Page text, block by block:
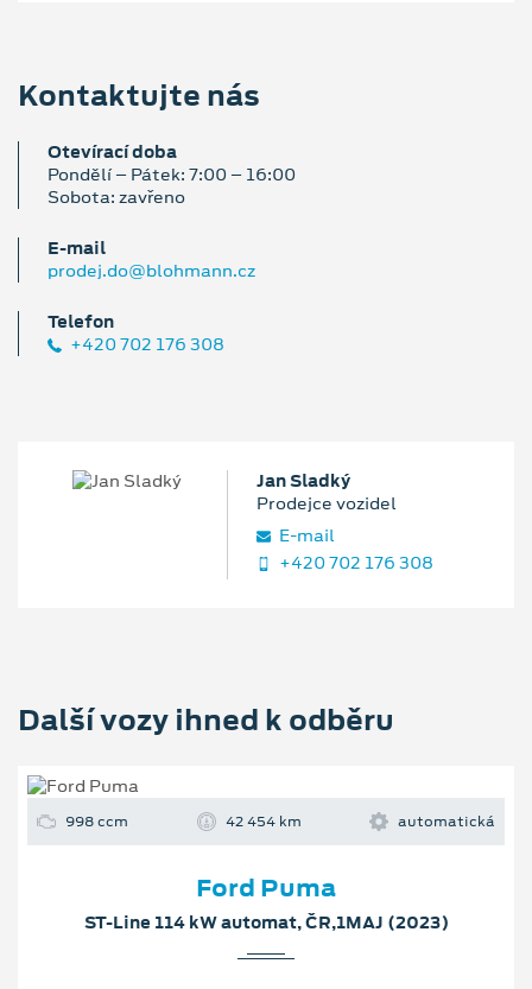
Kontaktujte nás
Otevírací doba
Pondělí – Pátek: 7:00 – 16:00
Sobota: zavřeno
E‑mail
prodej.do@blohmann.cz
Telefon
+420 702 176 308
Jan Sladký
Prodejce vozidel
E‑mail
+420 702 176 308
Další vozy ihned k odběru
998 ccm 42 454 km automatická
Ford Puma
ST-Line 114 kW automat, ČR,1MAJ (2023)